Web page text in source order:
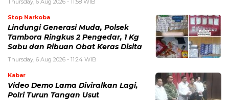
Thursday, 6 Aug 2026 - 11:58 WIB
Stop Narkoba
Lindungi Generasi Muda, Polsek
Tambora Ringkus 2 Pengedar, 1 Kg
Sabu dan Ribuan Obat Keras Disita
Thursday, 6 Aug 2026 - 11:24 WIB
Kabar
Video Demo Lama Diviralkan Lagi,
Polri Turun Tangan Usut